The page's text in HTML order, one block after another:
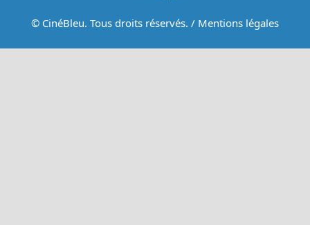
© CinéBleu. Tous droits réservés. / Mentions légales